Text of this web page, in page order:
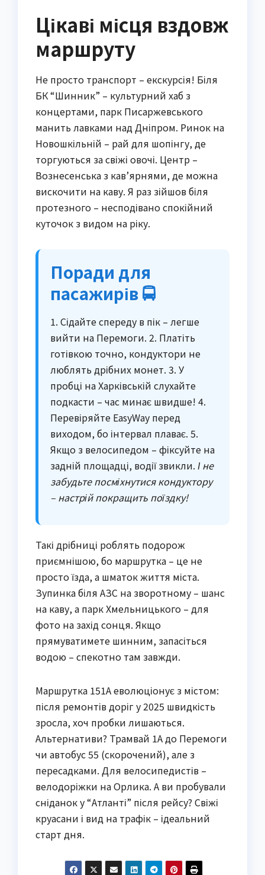
Цікаві місця вздовж
маршруту
Не просто транспорт – екскурсія! Біля
БК “Шинник” – культурний хаб з
концертами, парк Писаржевського
манить лавками над Дніпром. Ринок на
Новошкільній – рай для шопінгу, де
торгуються за свіжі овочі. Центр –
Вознесенська з кав’ярнями, де можна
вискочити на каву. Я раз зійшов біля
протезного – несподівано спокійний
куточок з видом на ріку.
Поради для
пасажирів 🚍
1. Сідайте спереду в пік – легше
вийти на Перемоги. 2. Платіть
готівкою точно, кондуктори не
люблять дрібних монет. 3. У
пробці на Харківській слухайте
подкасти – час минає швидше! 4.
Перевіряйте EasyWay перед
виходом, бо інтервал плаває. 5.
Якщо з велосипедом – фіксуйте на
задній площадці, водії звикли. І не
забудьте посміхнутися кондуктору
– настрій покращить поїздку!
Такі дрібниці роблять подорож
приємнішою, бо маршрутка – це не
просто їзда, а шматок життя міста.
Зупинка біля АЗС на зворотному – шанс
на каву, а парк Хмельницького – для
фото на захід сонця. Якщо
прямуватимете шинним, запасіться
водою – спекотно там завжди.
Маршрутка 151А еволюціонує з містом:
після ремонтів доріг у 2025 швидкість
зросла, хоч пробки лишаються.
Альтернативи? Трамвай 1А до Перемоги
чи автобус 55 (скорочений), але з
пересадками. Для велосипедистів –
велодоріжки на Орлика. А ви пробували
сніданок у “Атланті” після рейсу? Свіжі
круасани і вид на трафік – ідеальний
старт дня.